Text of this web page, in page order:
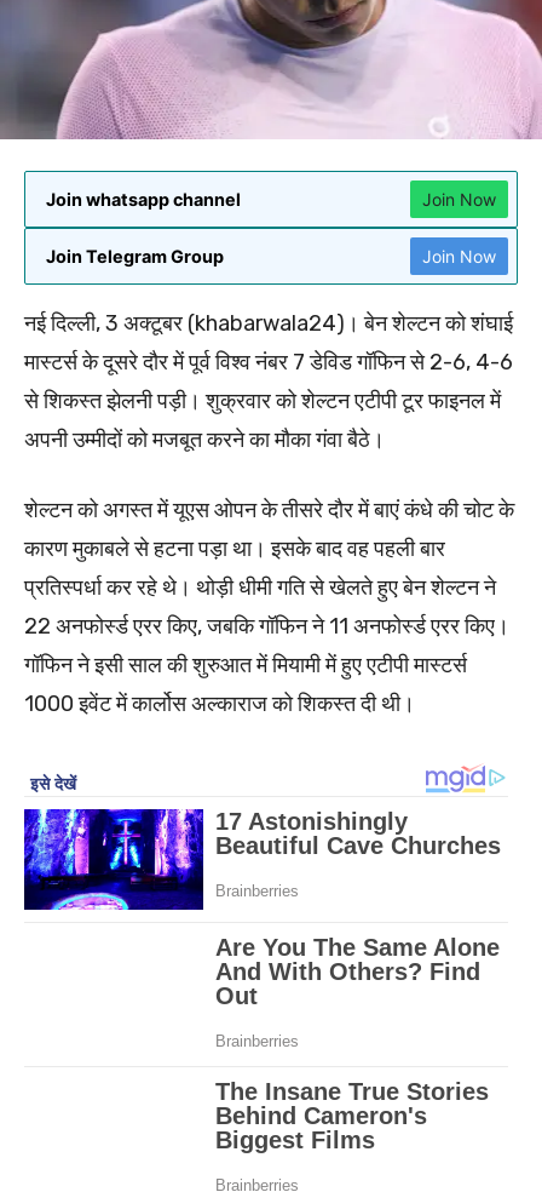
Join whatsapp channel Join Now
Join Telegram Group Join Now
नई दिल्ली, 3 अक्टूबर (khabarwala24)। बेन शेल्टन को शंघाई
मास्टर्स के दूसरे दौर में पूर्व विश्व नंबर 7 डेविड गॉफिन से 2-6, 4-6
से शिकस्त झेलनी पड़ी। शुक्रवार को शेल्टन एटीपी टूर फाइनल में
अपनी उम्मीदों को मजबूत करने का मौका गंवा बैठे।
शेल्टन को अगस्त में यूएस ओपन के तीसरे दौर में बाएं कंधे की चोट के
कारण मुकाबले से हटना पड़ा था। इसके बाद वह पहली बार
प्रतिस्पर्धा कर रहे थे। थोड़ी धीमी गति से खेलते हुए बेन शेल्टन ने
22 अनफोर्स्ड एरर किए, जबकि गॉफिन ने 11 अनफोर्स्ड एरर किए।
गॉफिन ने इसी साल की शुरुआत में मियामी में हुए एटीपी मास्टर्स
1000 इवेंट में कार्लोस अल्काराज को शिकस्त दी थी।